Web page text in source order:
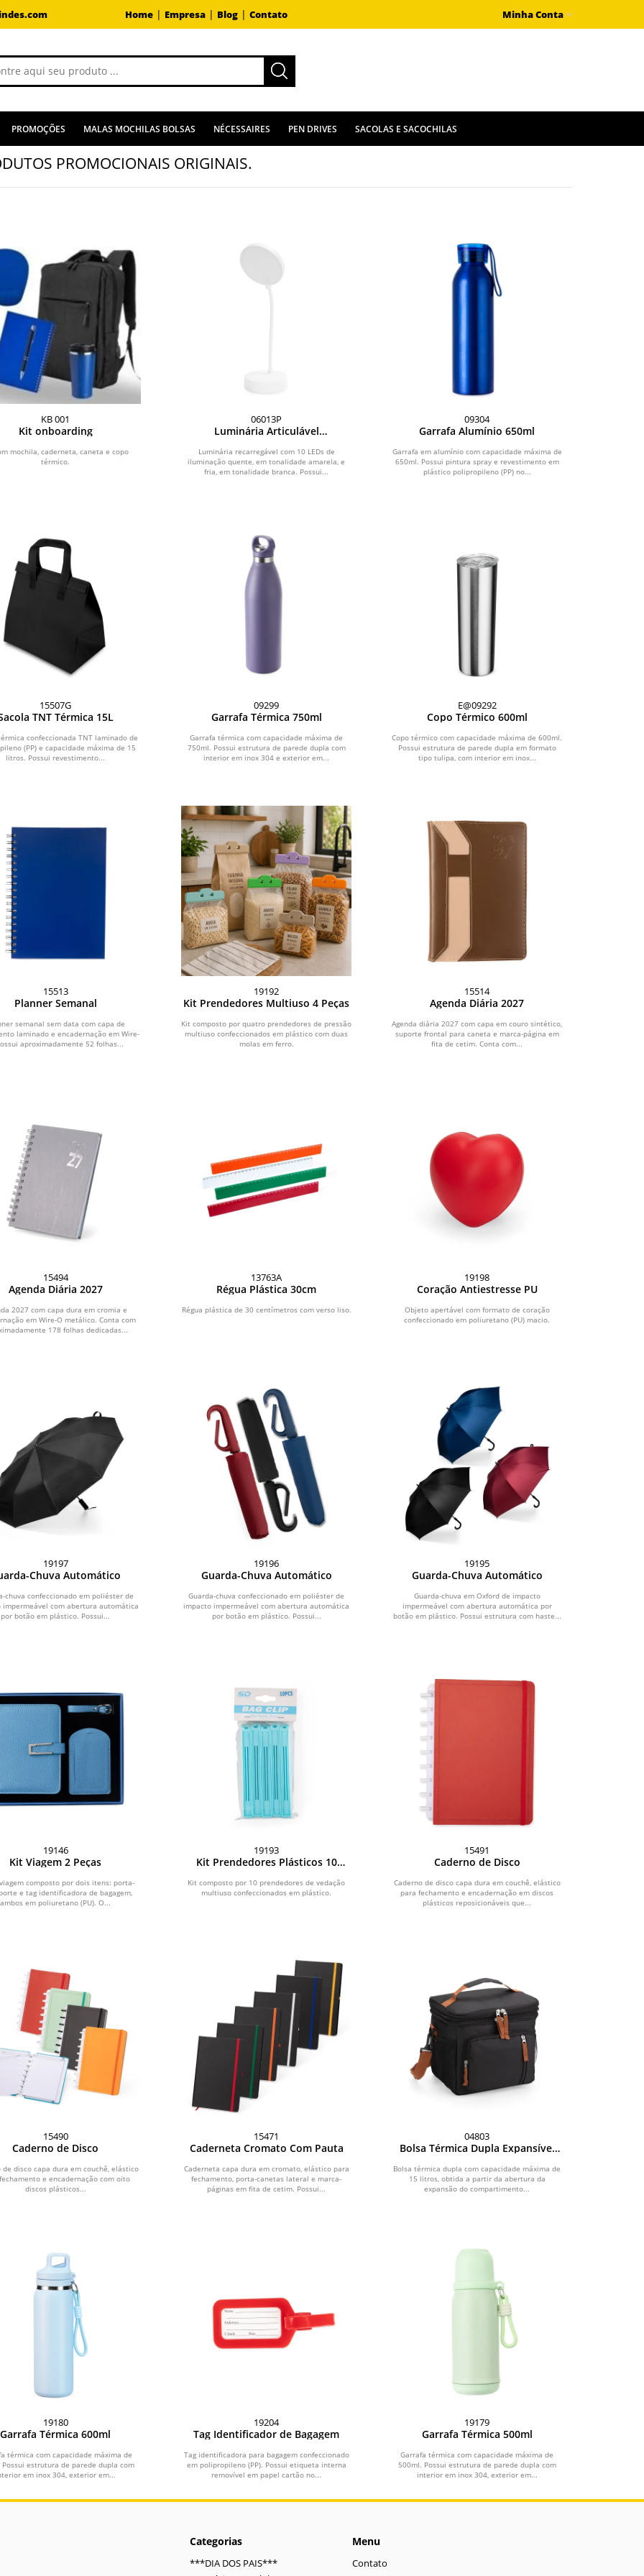
Home| Empresa| Blog| Contato Minha Conta
PROMOÇÕES MALAS MOCHILAS BOLSAS NÉCESSAIRES PEN DRIVES SACOLAS E SACOCHILAS
PROMOCIONAIS ORIGINAIS.
KB 001
Kit onboarding
mochila, caderneta, caneta e copo
térmico.
06013P
Luminária Articulável
Luminária recarregável com 10 LEDs de
iluminação quente, em tonalidade amarela, e
fria, em tonalidade branca. Possui...
09304
Garrafa Alumínio 650ml
Garrafa em alumínio com capacidade máxima de
650ml. Possui pintura spray e revestimento em
plástico polipropileno (PP) no...
15507G
TNT Térmica 15L
confeccionada TNT laminado de
(PP) e capacidade máxima de 15
litros. Possui revestimento...
09299
Garrafa Térmica 750ml
Garrafa térmica com capacidade máxima de
750ml. Possui estrutura de parede dupla com
interior em inox 304 e exterior em...
E@09292
Copo Térmico 600ml
Copo térmico com capacidade máxima de 600ml.
Possui estrutura de parede dupla em formato
tipo tulipa, com interior em inox...
15513
Planner Semanal
semanal sem data com capa de
laminado e encadernação em Wire-
aproximadamente 52 folhas...
19192
Kit Prendedores Multiuso 4 Peças
Kit composto por quatro prendedores de pressão
multiuso confeccionados em plástico com duas
molas em ferro.
15514
Agenda Diária 2027
Agenda diária 2027 com capa em couro sintético,
suporte frontal para caneta e marca-página em
fita de cetim. Conta com...
15494
Agenda Diária 2027
2027 com capa dura em cromia e
em Wire-O metálico. Conta com
178 folhas dedicadas...
13763A
Régua Plástica 30cm
Régua plástica de 30 centímetros com verso liso.
19198
Coração Antiestresse PU
Objeto apertável com formato de coração
confeccionado em poliuretano (PU) macio.
19197
Chuva Automático
chuva confeccionado em poliéster de
impermeável com abertura automática
por botão em plástico. Possui...
19196
Guarda-Chuva Automático
Guarda-chuva confeccionado em poliéster de
impacto impermeável com abertura automática
por botão em plástico. Possui...
19195
Guarda-Chuva Automático
Guarda-chuva em Oxford de impacto
impermeável com abertura automática por
botão em plástico. Possui estrutura com haste...
19146
Kit Viagem 2 Peças
composto por dois itens: porta-
e tag identificadora de bagagem,
ambos em poliuretano (PU). O...
19193
Kit Prendedores Plásticos 10
Kit composto por 10 prendedores de vedação
multiuso confeccionados em plástico.
15491
Caderno de Disco
Caderno de disco capa dura em couchê, elástico
para fechamento e encadernação em discos
plásticos reposicionáveis que...
15490
Caderno de Disco
de disco capa dura em couchê, elástico
e encadernação com oito
discos plásticos...
15471
Caderneta Cromato Com Pauta
Caderneta capa dura em cromato, elástico para
fechamento, porta-canetas lateral e marca-
páginas em fita de cetim. Possui...
04803
Bolsa Térmica Dupla Expansível
Bolsa térmica dupla com capacidade máxima de
15 litros, obtida a partir da abertura da
expansão do compartimento...
19180
Garrafa Térmica 600ml
térmica com capacidade máxima de
Possui estrutura de parede dupla com
em inox 304, exterior em...
19204
Tag Identificador de Bagagem
Tag identificadora para bagagem confeccionado
em polipropileno (PP). Possui etiqueta interna
removível em papel cartão no...
19179
Garrafa Térmica 500ml
Garrafa térmica com capacidade máxima de
500ml. Possui estrutura de parede dupla com
interior em inox 304, exterior em...
Categorias
***DIA DOS PAIS***
Menu
Contato